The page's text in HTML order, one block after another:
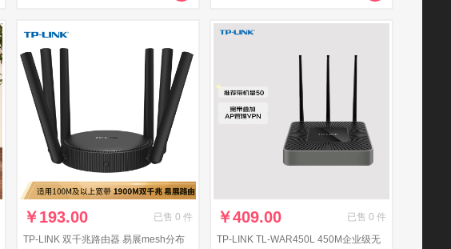
￥193.00 已售 0 件
TP-LINK 双千兆路由器 易展mesh分布
￥409.00 已售 0 件
TP-LINK TL-WAR450L 450M企业级无